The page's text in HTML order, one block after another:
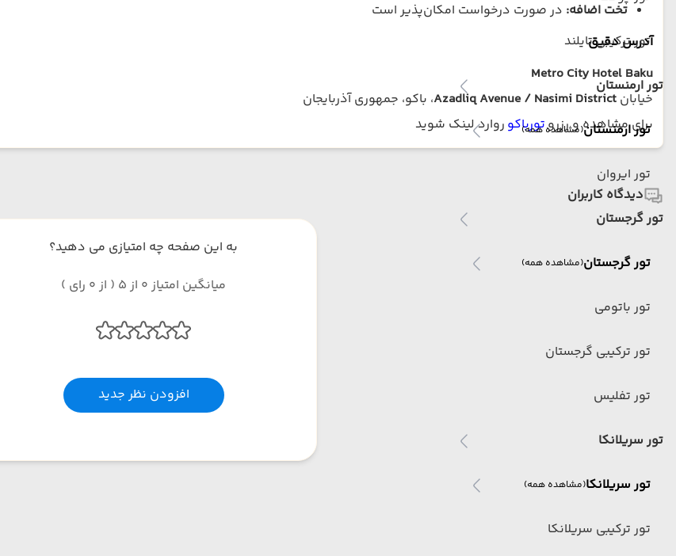
تور ترکیبی تایلند
تور ارمنستان
تور ارمنستان(مشاهده همه)
تور ایروان
تور گرجستان
تور گرجستان(مشاهده همه)
تور باتومی
تور ترکیبی گرجستان
تور تفلیس
تور سریلانکا
تور سریلانکا(مشاهده همه)
تور ترکیبی سریلانکا
تخت اضافه: در صورت درخواست امکان‌پذیر است
آدرس دقیق
Metro City Hotel Baku
خیابان Azadliq Avenue / Nasimi District، باکو، جمهوری آذربایجان
برای مشاهده و رزروتورباکو روارد لینک شوید
دیدگاه کاربران
به این صفحه چه امتیازی می دهید؟
میانگین امتیاز 0 از 5 ( از 0 رای )
افزودن نظر جدید